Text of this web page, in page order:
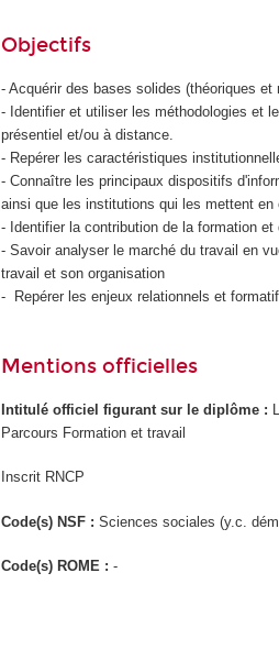
Objectifs
- Acquérir des bases solides (théoriques
- Identifier et utiliser les méthodologies et
présentiel et/ou à distance.
- Repérer les caractéristiques
- Connaître les principaux dispositifs
ainsi que les institutions qui les mettent en
- Identifier la contribution de la formation
- Savoir analyser le marché du travail en
travail et son organisation
- Repérer les enjeux relationnels et
Mentions officielles
Intitulé officiel figurant sur le diplôme :
Parcours Formation et travail
Inscrit RNCP
Code(s) NSF :Sciences sociales (y.c.
Code(s) ROME :-